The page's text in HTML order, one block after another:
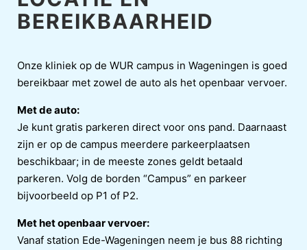
BEREIKBAARHEID
Onze kliniek op de WUR campus in Wageningen is goed
bereikbaar met zowel de auto als het openbaar vervoer.
Met de auto:
Je kunt gratis parkeren direct voor ons pand. Daarnaast
zijn er op de campus meerdere parkeerplaatsen
beschikbaar; in de meeste zones geldt betaald
parkeren. Volg de borden “Campus” en parkeer
bijvoorbeeld op P1 of P2.
Met het openbaar vervoer:
Vanaf station Ede-Wageningen neem je bus 88 richting